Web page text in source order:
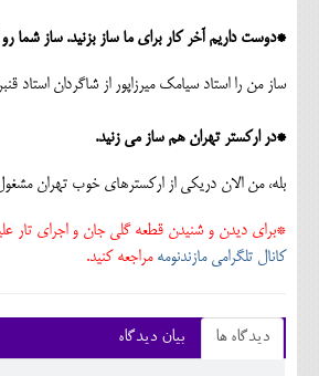
*دوست داریم آخر کار برای ما ساز بزنید. ساز شما
ساز من را استاد سیامک میرزاپور از شاگردان استاد
*در ارکستر تهران هم ساز می زنید.
بله، من الان دریکی از ارکسترهای خوب تهران
*برای دیدن و شنیدن قطعه گلی جان و اجرای تار
کانال تلگرامی مازندنومهمراجعه کنید.
دیدگاه ها بیان دیدگاه